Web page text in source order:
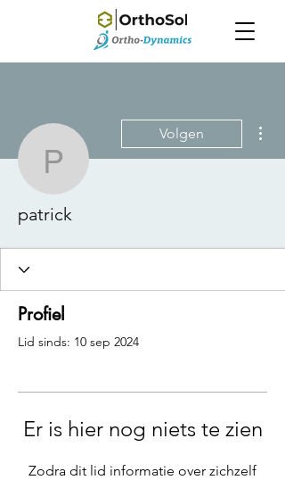
patrick
Volgen
patrick
Profiel
Lid sinds: 10 sep 2024
Er is hier nog niets te zien
Zodra dit lid informatie over zichzelf